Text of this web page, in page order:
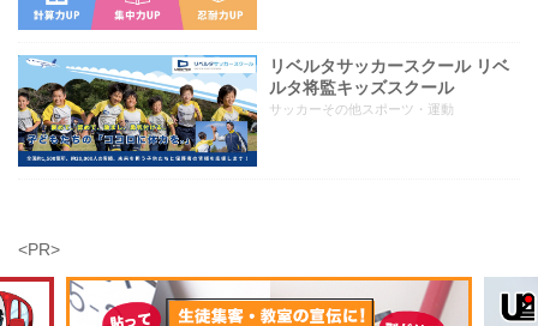
リベルタサッカースクール リベ
ルタ将監キッズスクール
サッカーその他スポーツ・運動
<PR>